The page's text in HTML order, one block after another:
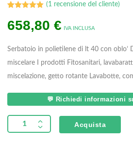
5.00 su 5
su base
(1 recensione del cliente)
658,80 € IVA INCLUSA
Serbatoio in polietilene di lt 40 con oblo’
miscelare I prodotti Fitosanitari,
miscelazione, getto rotante Lavabotte,
💬 Richiedi informazioni
Acquista